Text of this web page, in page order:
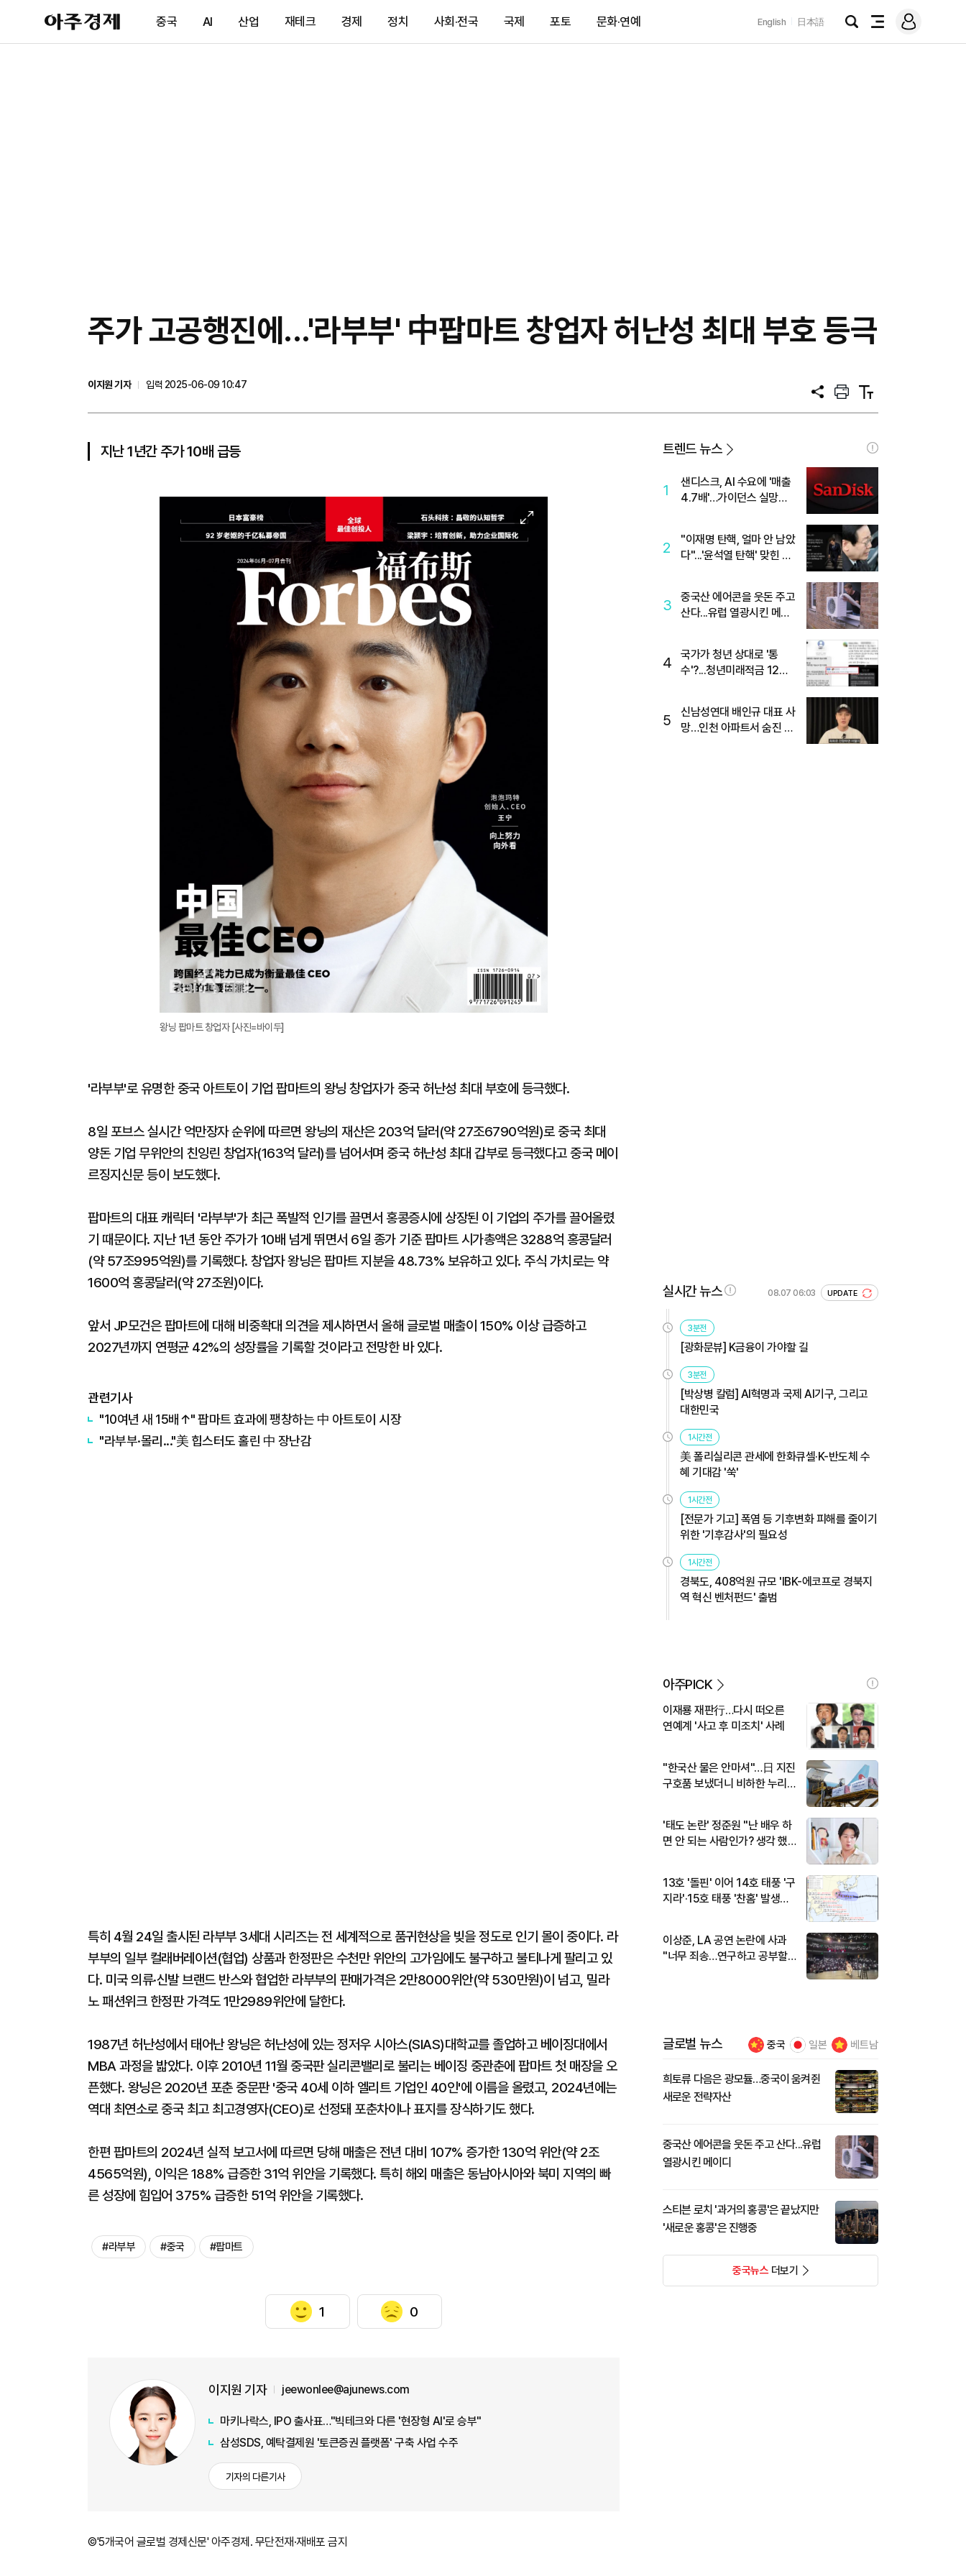
아
주
제
중국 AI 산업 재테크 경제 정치 사회·전국 국제 포토 문화·연예 English 日本語
검
전
메
그
주가 고공행진에...'라부부' 中팝마트 창업자 허난성 최대 부호 등극
이지원 기자
입력 2025-06-09 10:47
공
프
트
텍
트
지난 1년간 주가 10배 급등
미
왕닝 팝마트 창업자 [사진=바이두]
'라부부'로 유명한 중국 아트토이 기업 팝마트의 왕닝 창업자가 중국 허난성 최대 부호에 등극했다.
8일 포브스 실시간 억만장자 순위에 따르면 왕닝의 재산은 203억 달러(약 27조6790억원)로 중국 최대
양돈 기업 무위안의 친잉린 창업자(163억 달러)를 넘어서며 중국 허난성 최대 갑부로 등극했다고 중국 메이
르징지신문 등이 보도했다.
팝마트의 대표 캐릭터 '라부부'가 최근 폭발적 인기를 끌면서 홍콩증시에 상장된 이 기업의 주가를 끌어올렸
기 때문이다. 지난 1년 동안 주가가 10배 넘게 뛰면서 6일 종가 기준 팝마트 시가총액은 3288억 홍콩달러
(약 57조995억원)를 기록했다. 창업자 왕닝은 팝마트 지분을 48.73% 보유하고 있다. 주식 가치로는 약
1600억 홍콩달러(약 27조원)이다.
앞서 JP모건은 팝마트에 대해 비중확대 의견을 제시하면서 올해 글로벌 매출이 150% 이상 급증하고
2027년까지 연평균 42%의 성장률을 기록할 것이라고 전망한 바 있다.
관련기사
"10여년 새 15배↑" 팝마트 효과에 팽창하는 中 아트토이 시장
"라부부·몰리..."美 힙스터도 홀린 中 장난감
특히 4월 24일 출시된 라부부 3세대 시리즈는 전 세계적으로 품귀현상을 빚을 정도로 인기 몰이 중이다. 라
부부의 일부 컬래버레이션(협업) 상품과 한정판은 수천만 위안의 고가임에도 불구하고 불티나게 팔리고 있
다. 미국 의류·신발 브랜드 반스와 협업한 라부부의 판매가격은 2만8000위안(약 530만원)이 넘고, 밀라
노 패션위크 한정판 가격도 1만2989위안에 달한다.
1987년 허난성에서 태어난 왕닝은 허난성에 있는 정저우 시아스(SIAS)대학교를 졸업하고 베이징대에서
MBA 과정을 밟았다. 이후 2010년 11월 중국판 실리콘밸리로 불리는 베이징 중관춘에 팝마트 첫 매장을 오
픈했다. 왕닝은 2020년 포춘 중문판 '중국 40세 이하 엘리트 기업인 40인'에 이름을 올렸고, 2024년에는
역대 최연소로 중국 최고 최고경영자(CEO)로 선정돼 포춘차이나 표지를 장식하기도 했다.
한편 팝마트의 2024년 실적 보고서에 따르면 당해 매출은 전년 대비 107% 증가한 130억 위안(약 2조
4565억원), 이익은 188% 급증한 31억 위안을 기록했다. 특히 해외 매출은 동남아시아와 북미 지역의 빠
른 성장에 힘입어 375% 급증한 51억 위안을 기록했다.
#라부부 #중국 #팝마트
1 0
이지원 기자 jeewonlee@ajunews.com
마키나락스, IPO 출사표…"빅테크와 다른 '현장형 AI'로 승부"
삼성SDS, 예탁결제원 '토큰증권 플랫폼' 구축 사업 수주
기자의 다른기사
©'5개국어 글로벌 경제신문' 아주경제. 무단전재·재배포 금지
트렌드 뉴스
1
샌디스크, AI 수요에 '매출
4.7배'…가이던스 실망에
2
"이재명 탄핵, 얼마 안 남았
다"...'윤석열 탄핵' 맞힌 무
3
중국산 에어콘을 웃돈 주고
산다...유럽 열광시킨 메이
4
국가가 청년 상대로 '통
수'?...청년미래적금 12%
5
신남성연대 배인규 대표 사
망…인천 아파트서 숨진 채
실시간 뉴스 08.07 06:03 UPDATE
3분전
[광화문뷰] K금융이 가야할 길
3분전
[박상병 칼럼] AI혁명과 국제 AI기구, 그리고
대한민국
1시간전
美 폴리실리콘 관세에 한화큐셀·K-반도체 수
혜 기대감 '쑥'
1시간전
[전문가 기고] 폭염 등 기후변화 피해를 줄이기
위한 '기후감사'의 필요성
1시간전
경북도, 408억원 규모 'IBK-에코프로 경북지
역 혁신 벤처펀드' 출범
아주PICK
이재룡 재판行…다시 떠오른
연예계 '사고 후 미조치' 사례
"한국산 물은 안마셔"…日 지진
구호품 보냈더니 비하한 누리
'태도 논란' 정준원 "난 배우 하
면 안 되는 사람인가? 생각 했
13호 '돌핀' 이어 14호 태풍 '구
지라'·15호 태풍 '찬홈' 발생…
이상준, LA 공연 논란에 사과
"너무 죄송…연구하고 공부할
글로벌 뉴스 중국 일본 베트남
희토류 다음은 광모듈…중국이 움켜쥔
새로운 전략자산
중국산 에어콘을 웃돈 주고 산다...유럽
열광시킨 메이디
스티븐 로치 '과거의 홍콩'은 끝났지만
'새로운 홍콩'은 진행중
중국뉴스더보기